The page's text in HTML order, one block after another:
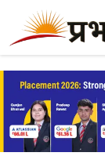
content